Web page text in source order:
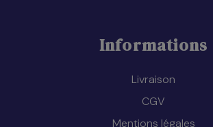
Informations
Livraison
CGV
Mentions légales